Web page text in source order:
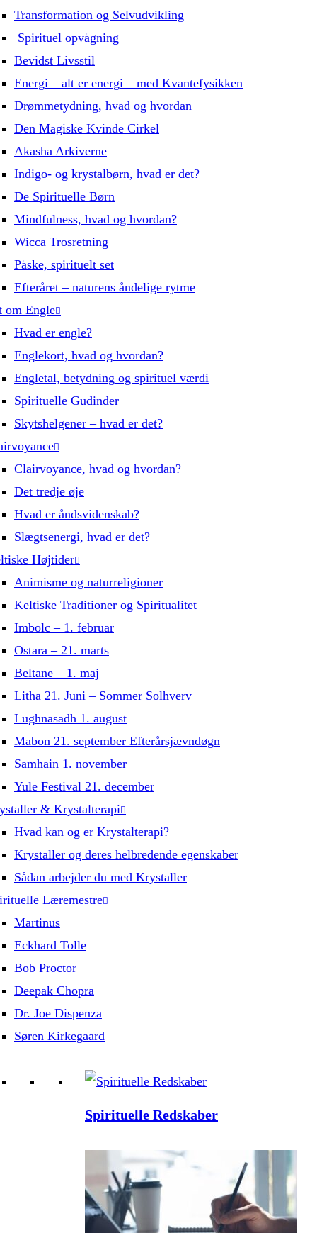
Transformation og Selvudvikling
Spirituel opvågning
Bevidst Livsstil
Energi – alt er energi – med Kvantefysikken
Drømmetydning, hvad og hvordan
Den Magiske Kvinde Cirkel
Akasha Arkiverne
Indigo- og krystalbørn, hvad er det?
De Spirituelle Børn
Mindfulness, hvad og hvordan?
Wicca Trosretning
Påske, spirituelt set
Efteråret – naturens åndelige rytme
om Engle
Hvad er engle?
Englekort, hvad og hvordan?
Engletal, betydning og spirituel værdi
Spirituelle Gudinder
Skytshelgener – hvad er det?
Clairvoyance, hvad og hvordan?
Det tredje øje
Hvad er åndsvidenskab?
Slægtsenergi, hvad er det?
Højtider
Animisme og naturreligioner
Keltiske Traditioner og Spiritualitet
Imbolc – 1. februar
Ostara – 21. marts
Beltane – 1. maj
Litha 21. Juni – Sommer Solhverv
Lughnasadh 1. august
Mabon 21. september Efterårsjævndøgn
Samhain 1. november
Yule Festival 21. december
& Krystalterapi
Hvad kan og er Krystalterapi?
Krystaller og deres helbredende egenskaber
Sådan arbejder du med Krystaller
Læremestre
Martinus
Eckhard Tolle
Bob Proctor
Deepak Chopra
Dr. Joe Dispenza
Søren Kirkegaard
Spirituelle Redskaber